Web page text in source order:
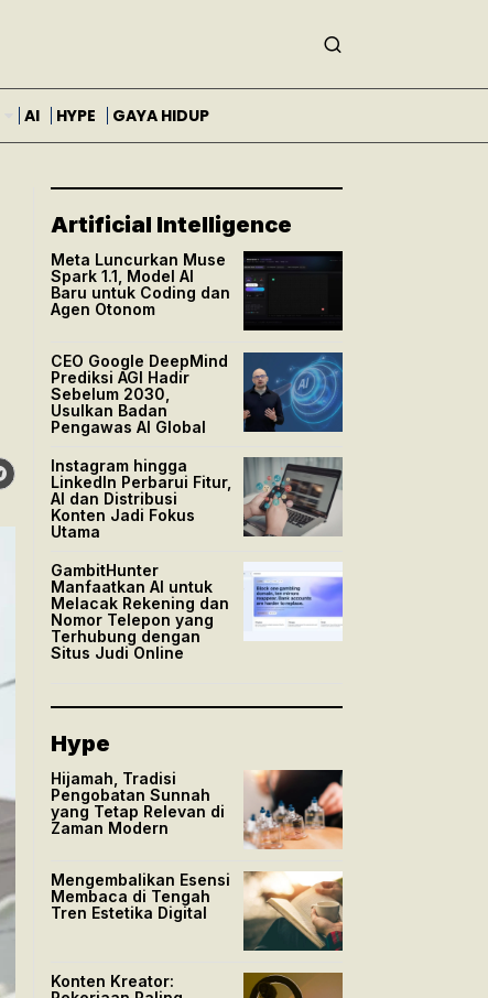
AI HYPE GAYA HIDUP
Artificial Intelligence
Meta Luncurkan Muse
Spark 1.1, Model AI
Baru untuk Coding dan
Agen Otonom
CEO Google DeepMind
Prediksi AGI Hadir
Sebelum 2030,
Usulkan Badan
Pengawas AI Global
Instagram hingga
LinkedIn Perbarui Fitur,
AI dan Distribusi
Konten Jadi Fokus
Utama
GambitHunter
Manfaatkan AI untuk
Melacak Rekening dan
Nomor Telepon yang
Terhubung dengan
Situs Judi Online
Hype
Hijamah, Tradisi
Pengobatan Sunnah
yang Tetap Relevan di
Zaman Modern
Mengembalikan Esensi
Membaca di Tengah
Tren Estetika Digital
Konten Kreator: